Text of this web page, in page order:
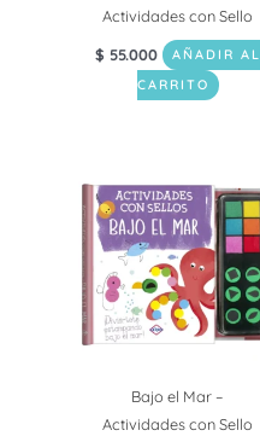
Actividades con Sello
$ 55.000
AÑADIR AL
CARRITO
Bajo el Mar –
Actividades con Sello